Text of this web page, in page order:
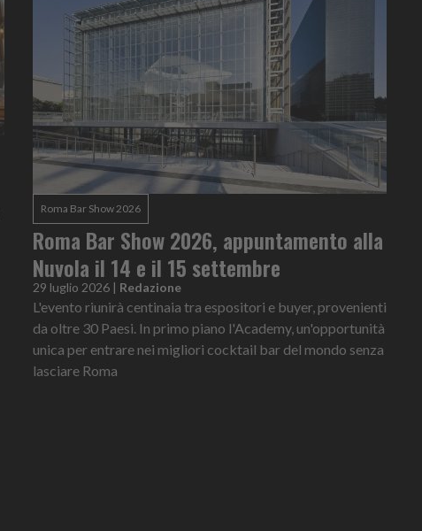
Roma Bar Show 2026
Roma Bar Show 2026, appuntamento alla
Nuvola il 14 e il 15 settembre
29 luglio 2026 | Redazione
L'evento riunirà centinaia tra espositori e buyer, provenienti
da oltre 30 Paesi. In primo piano l'Academy, un'opportunità
unica per entrare nei migliori cocktail bar del mondo senza
lasciare Roma